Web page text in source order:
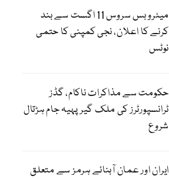
میٹرو بس سروس 11 اگست سے بند
کرنے کا اعلان، نجی کمپنی کا حتمی
نوٹس
حکومت سے مذاکرات ناکام، گڈز
ٹرانسپورٹرز کی ملک گیر پہیہ جام ہڑتال
شروع
ایران اور عمان آبنائے ہرمز سے متعلق